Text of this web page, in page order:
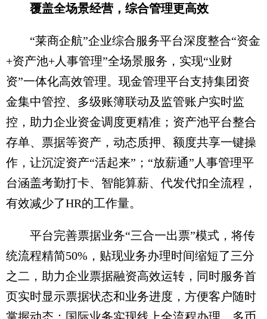
覆盖全场景经营，综合管理更高效
“莱商企航”企业综合服务平台深度整合“资金
+资产池+人事管理”全场景服务，实现“业财
资”一体化高效管理。现金管理平台支持集团资
金集中管控、多级账簿联动及监管账户实时监
控，助力企业资金调度更精准；资产池平台整合
存单、票据等资产，动态质押、额度共享一键操
作，让沉淀资产“活起来”；“放薪通”人事管理平
台涵盖考勤打卡、智能算薪、代发代扣全流程，
有效减少了HR的工作量。
平台完善票据业务“三合一出票”模式，将传
统流程精简50%，贴现业务办理时间缩短了三分
之二，助力企业票据融资高效运转，同时服务首
页实时显示票据状态和业务进度，方便客户随时